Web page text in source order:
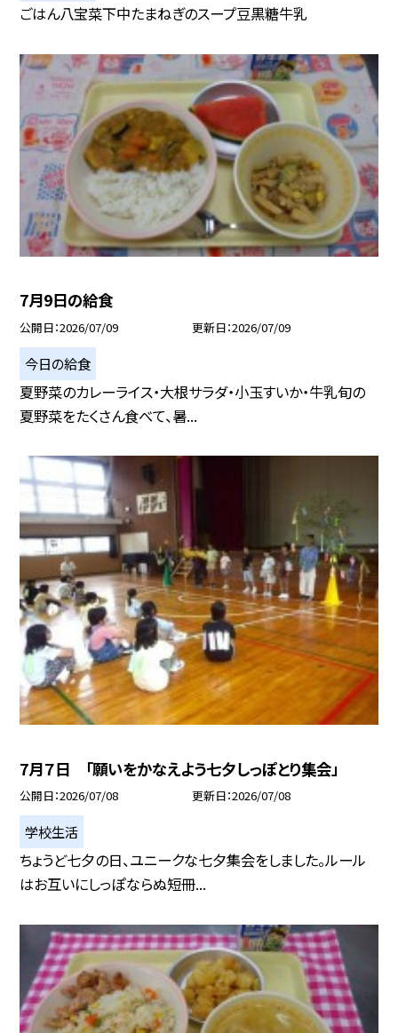
ごはん八宝菜下中たまねぎのスープ豆黒糖牛乳
7月9日の給食
公開日 2026/07/09 更新日 2026/07/09
今日の給食
夏野菜のカレーライス・大根サラダ・小玉すいか・牛乳旬の
夏野菜をたくさん食べて、暑...
7月７日 「願いをかなえよう七夕しっぽとり集会」
公開日 2026/07/08 更新日 2026/07/08
学校生活
ちょうど七夕の日、ユニークな七夕集会をしました。ルール
はお互いにしっぽならぬ短冊...